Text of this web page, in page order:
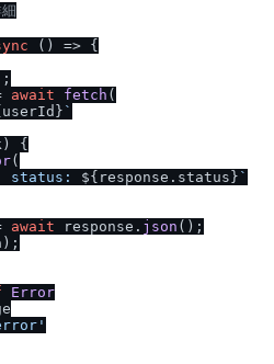
( ) => {
await fetch (
`
) {
(
status: ${response.status} `
await response. json ();
Error